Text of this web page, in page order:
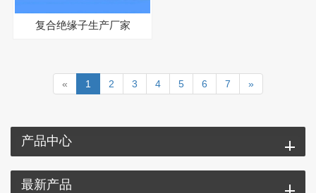
复合绝缘子生产厂家
« 1 2 3 4 5 6 7 »
产品中心
最新产品